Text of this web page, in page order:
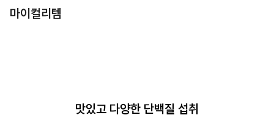
마이컬리템
맛있고 다양한 단백질 섭취